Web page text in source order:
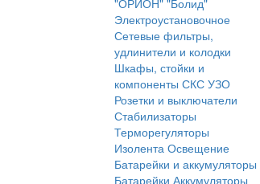
"ОРИОН" "Болид"
Электроустановочное
Сетевые фильтры,
удлинители и колодки
Шкафы, стойки и
компоненты СКС УЗО
Розетки и выключатели
Стабилизаторы
Терморегуляторы
Изолента Освещение
Батарейки и аккумуляторы
Батарейки Аккумуляторы